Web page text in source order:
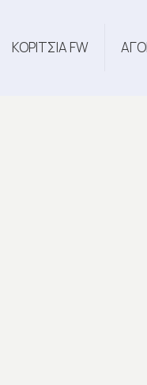
ΚΟΡΙΤΣΙΑ FW